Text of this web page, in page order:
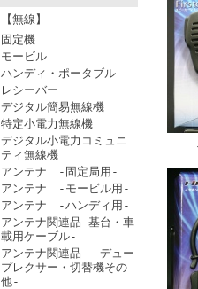
【無線】
固定機
モービル
ハンディ・ポータブル
レシーバー
デジタル簡易無線機
特定小電力無線機
デジタル小電力コミュニ
ティ無線機
アンテナ -固定局用-
アンテナ -モービル用-
アンテナ -ハンディ用-
アンテナ関連品-基台・車
載用ケーブル-
アンテナ関連品 -デュー
プレクサー・切替機その
他-